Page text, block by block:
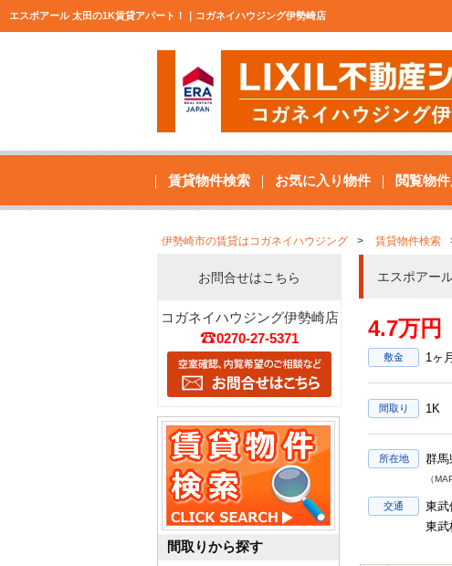
エスポアール 太田の1K賃貸アパート！｜コガネイハウジング伊勢崎店
賃貸物件検索 お気に入り物件 閲覧物
伊勢崎市の賃貸はコガネイハウジング 賃貸物件検索
エスポアー
4.7万円
敷金 1ヶ月
間取り 1K
所在地 群
（
交通 東
東
お問合せはこちら
コガネイハウジング伊勢崎店
0270-27-5371
間取りから探す